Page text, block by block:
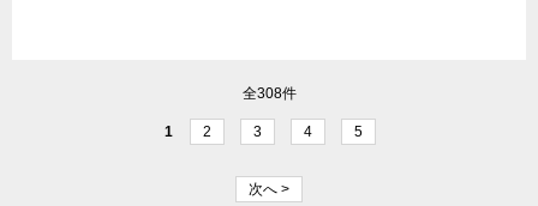
全308件
1 2 3 4 5
次へ >